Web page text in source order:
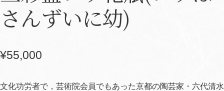
さんずいに幼)
¥55,000
文化功労者で，芸術院会員でもあった京都の陶芸家・六代清水